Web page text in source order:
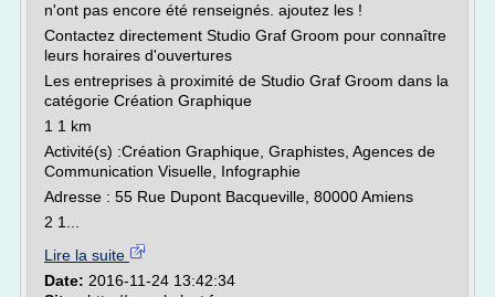
n'ont pas encore été renseignés. ajoutez les !
Contactez directement Studio Graf Groom pour connaître
leurs horaires d'ouvertures
Les entreprises à proximité de Studio Graf Groom dans la
catégorie Création Graphique
1 1 km
Activité(s) :Création Graphique, Graphistes, Agences de
Communication Visuelle, Infographie
Adresse : 55 Rue Dupont Bacqueville, 80000 Amiens
2 1...
Lire la suite
Date: 2016-11-24 13:42:34